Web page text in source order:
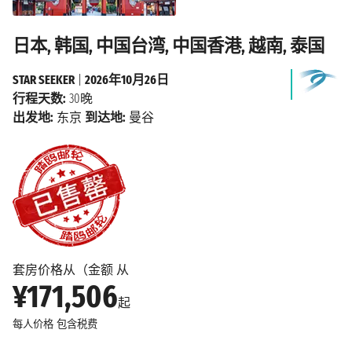
日本, 韩国, 中国台湾, 中国香港, 越南, 泰国
套房价格从（金额 从
¥171,506起
每人价格 包含税费
STAR SEEKER| 2026年10月26日
行程天数: 30晚
出发地: 东京 到达地: 曼谷